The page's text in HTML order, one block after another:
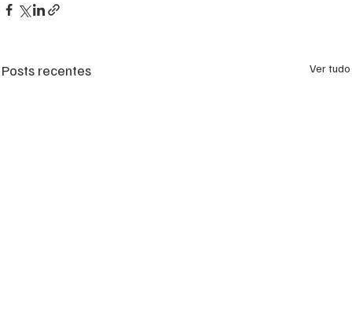
Posts recentes Ver tudo